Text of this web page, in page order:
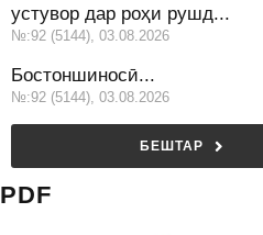
устувор дар роҳи рушд...
№:92 (5144), 03.08.2026
Бостоншиносӣ...
№:92 (5144), 03.08.2026
БЕШТАР
PDF